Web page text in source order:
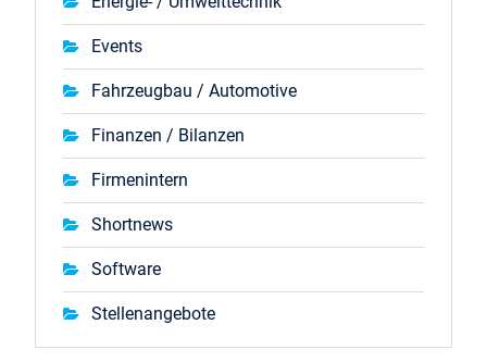
Events
Fahrzeugbau / Automotive
Finanzen / Bilanzen
Firmenintern
Shortnews
Software
Stellenangebote